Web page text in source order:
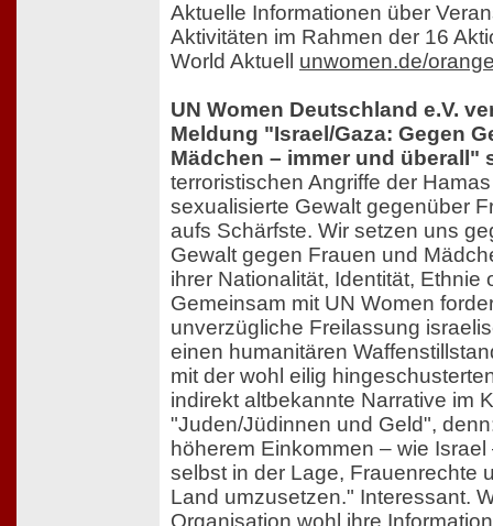
Aktuelle Informationen über
Aktivitäten im Rahmen der 16
World Aktuell unwomen.de/
UN Women Deutschland e.V.
Meldung "Israel/Gaza: Gegen
Mädchen – immer und überall"
terroristischen Angriffe der
sexualisierte Gewalt gegenüber
aufs Schärfste. Wir setzen uns
Gewalt gegen Frauen und
ihrer Nationalität, Identität, Ethnie
Gemeinsam mit UN Women
unverzügliche Freilassung
einen humanitären
mit der wohl eilig
indirekt altbekannte Narrative im
"Juden/Jüdinnen und Geld",
höherem Einkommen – wie
selbst in der Lage, Frauenrechte
Land umzusetzen." Interessant.